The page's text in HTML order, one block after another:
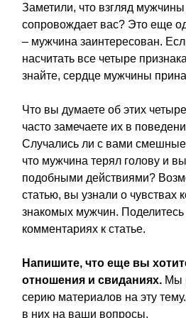
Заметили, что взгляд
сопровождает вас? Это еще
– мужчина заинтересован.
насчитать все четыре
знайте, сердце мужчины
Что вы думаете об этих
часто замечаете их в
Случались ли с вами смешные
что мужчина терял голову и
подобными действиями?
статью, вы узнали о чувствах
знакомых мужчин.
комментариях к статье.
Напишите, что еще вы
отношения и свиданиях. Мы
серию материалов на эту
в них на ваши вопросы.